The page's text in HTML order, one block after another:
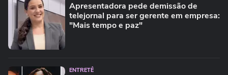
Apresentadora pede demissão de
telejornal para ser gerente em empresa:
"Mais tempo e paz"
ENTRETÊ